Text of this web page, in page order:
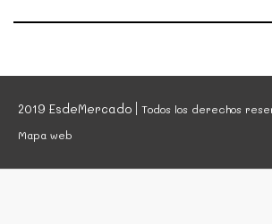
2019 EsdeMercado Todos los derechos
Mapa web